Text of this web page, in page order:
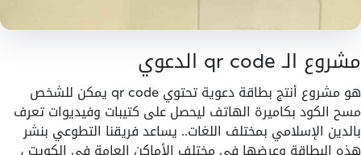
مشروع الـ qr code الدعوي
هو مشروع أنتج بطاقة دعوية تحتوي qr code يمكن للشخص
مسح الكود بكاميرة الهاتف ليحصل على كتيبات وفيديوات تعرف
بالدين الإسلامي بمختلف اللغات.. يساعد فريقنا التطوعي بنشر